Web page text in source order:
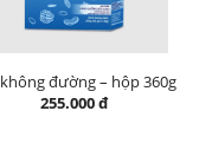
đường – hộp 360g
255.000 đ